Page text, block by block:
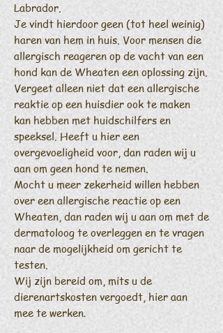
Labrador.
Je vindt hierdoor geen (tot heel weinig)
haren van hem in huis. Voor mensen die
allergisch reageren op de vacht van een
hond kan de Wheaten een oplossing zijn.
Vergeet alleen niet dat een allergische
reaktie op een huisdier ook te maken
kan hebben met huidschilfers en
speeksel. Heeft u hier een
overgevoeligheid voor, dan raden wij u
aan om geen hond te nemen.
Mocht u meer zekerheid willen hebben
over een allergische reactie op een
Wheaten, dan raden wij u aan om met de
dermatoloog te overleggen en te vragen
naar de mogelijkheid om gericht te
testen.
Wij zijn bereid om, mits u de
dierenartskosten vergoedt, hier aan
mee te werken.